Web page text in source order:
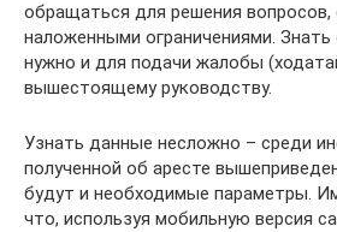
обращаться для решения вопросов,
наложенными ограничениями.
нужно и для подачи жалобы
вышестоящему руководству.
Узнать данные несложно – среди
полученной об аресте
будут и необходимые параметры.
что, используя мобильную версия